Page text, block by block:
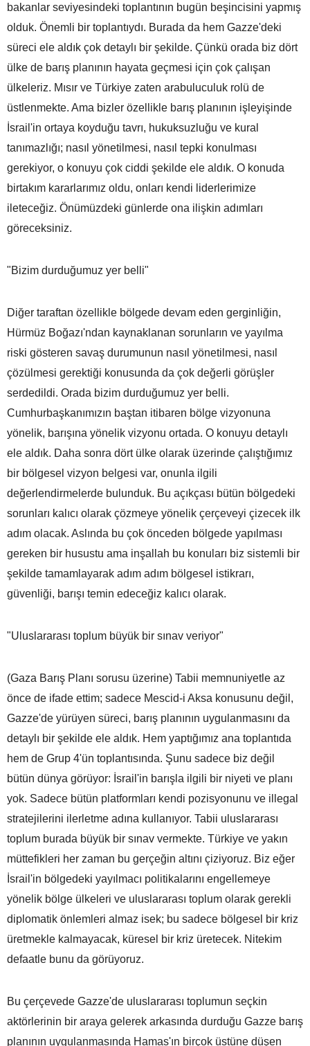
bakanlar seviyesindeki toplantının bugün beşincisini yapmış
olduk. Önemli bir toplantıydı. Burada da hem Gazze'deki
süreci ele aldık çok detaylı bir şekilde. Çünkü orada biz dört
ülke de barış planının hayata geçmesi için çok çalışan
ülkeleriz. Mısır ve Türkiye zaten arabuluculuk rolü de
üstlenmekte. Ama bizler özellikle barış planının işleyişinde
İsrail'in ortaya koyduğu tavrı, hukuksuzluğu ve kural
tanımazlığı; nasıl yönetilmesi, nasıl tepki konulması
gerekiyor, o konuyu çok ciddi şekilde ele aldık. O konuda
birtakım kararlarımız oldu, onları kendi liderlerimize
ileteceğiz. Önümüzdeki günlerde ona ilişkin adımları
göreceksiniz.
"Bizim durduğumuz yer belli"
Diğer taraftan özellikle bölgede devam eden gerginliğin,
Hürmüz Boğazı'ndan kaynaklanan sorunların ve yayılma
riski gösteren savaş durumunun nasıl yönetilmesi, nasıl
çözülmesi gerektiği konusunda da çok değerli görüşler
serdedildi. Orada bizim durduğumuz yer belli.
Cumhurbaşkanımızın baştan itibaren bölge vizyonuna
yönelik, barışına yönelik vizyonu ortada. O konuyu detaylı
ele aldık. Daha sonra dört ülke olarak üzerinde çalıştığımız
bir bölgesel vizyon belgesi var, onunla ilgili
değerlendirmelerde bulunduk. Bu açıkçası bütün bölgedeki
sorunları kalıcı olarak çözmeye yönelik çerçeveyi çizecek ilk
adım olacak. Aslında bu çok önceden bölgede yapılması
gereken bir husustu ama inşallah bu konuları biz sistemli bir
şekilde tamamlayarak adım adım bölgesel istikrarı,
güvenliği, barışı temin edeceğiz kalıcı olarak.
"Uluslararası toplum büyük bir sınav veriyor"
(Gaza Barış Planı sorusu üzerine) Tabii memnuniyetle az
önce de ifade ettim; sadece Mescid-i Aksa konusunu değil,
Gazze'de yürüyen süreci, barış planının uygulanmasını da
detaylı bir şekilde ele aldık. Hem yaptığımız ana toplantıda
hem de Grup 4'ün toplantısında. Şunu sadece biz değil
bütün dünya görüyor: İsrail'in barışla ilgili bir niyeti ve planı
yok. Sadece bütün platformları kendi pozisyonunu ve illegal
stratejilerini ilerletme adına kullanıyor. Tabii uluslararası
toplum burada büyük bir sınav vermekte. Türkiye ve yakın
müttefikleri her zaman bu gerçeğin altını çiziyoruz. Biz eğer
İsrail'in bölgedeki yayılmacı politikalarını engellemeye
yönelik bölge ülkeleri ve uluslararası toplum olarak gerekli
diplomatik önlemleri almaz isek; bu sadece bölgesel bir kriz
üretmekle kalmayacak, küresel bir kriz üretecek. Nitekim
defaatle bunu da görüyoruz.
Bu çerçevede Gazze'de uluslararası toplumun seçkin
aktörlerinin bir araya gelerek arkasında durduğu Gazze barış
planının uygulanmasında Hamas'ın birçok üstüne düşen